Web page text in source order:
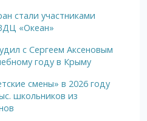
стали участниками
«Океан»
с Сергеем Аксеновым
году в Крыму
смены» в 2026 году
школьников из